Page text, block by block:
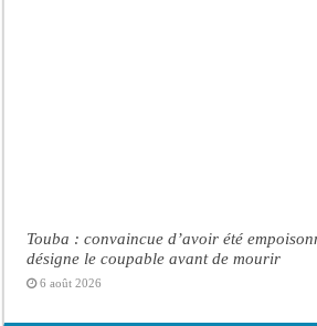
Touba : convaincue d’avoir été
désigne le coupable avant de mourir
6 août 2026